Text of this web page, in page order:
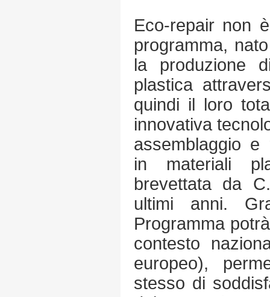
Eco-repair non
programma,
la produzione
plastica
quindi il loro
innovativa
assemblaggio e
in materiali
brevettata da
ultimi anni.
Programma
contesto
europeo),
stesso di